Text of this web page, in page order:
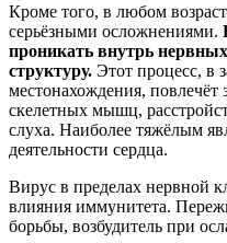
Кроме того, в любом
серьёзными осложнениями.
проникать внутрь
структуру. Этот процесс, в
местонахождения, повлечёт
скелетных мышц,
слуха. Наиболее тяжёлым
деятельности сердца.
Вирус в пределах нервной
влияния иммунитета.
борьбы, возбудитель при